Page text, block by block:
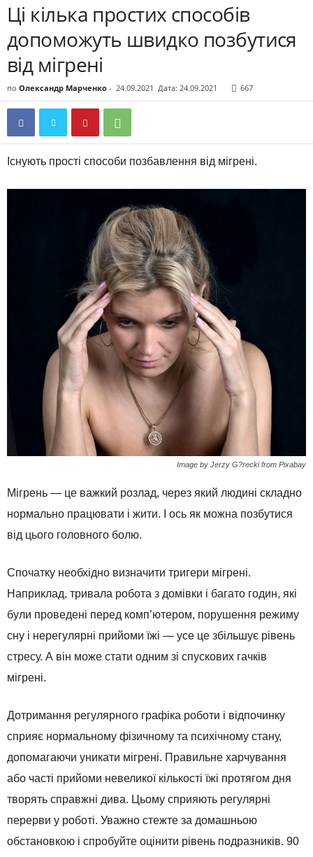
Ці кілька простих способів
допоможуть швидко позбутися
від мігрені
по Олександр Марченко - 24.09.2021 Дата: 24.09.2021 667
Існують прості способи позбавлення від мігрені.
Image by Jerzy G?recki from Pixabay
Мігрень — це важкий розлад, через який людині складно
нормально працювати і жити. І ось як можна позбутися
від цього головного болю.
Спочатку необхідно визначити тригери мігрені.
Наприклад, тривала робота з домівки і багато годин, які
були проведені перед комп’ютером, порушення режиму
сну і нерегулярні прийоми їжі — усе це збільшує рівень
стресу. А він може стати одним зі спускових гачків
мігрені.
Дотримання регулярного графіка роботи і відпочинку
сприяє нормальному фізичному та психічному стану,
допомагаючи уникати мігрені. Правильне харчування
або часті прийоми невеликої кількості їжі протягом дня
творять справжні дива. Цьому сприяють регулярні
перерви у роботі. Уважно стежте за домашньою
обстановкою і спробуйте оцінити рівень подразників. 90